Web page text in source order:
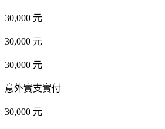
30,000 元
30,000 元
30,000 元
意外實支實付
30,000 元